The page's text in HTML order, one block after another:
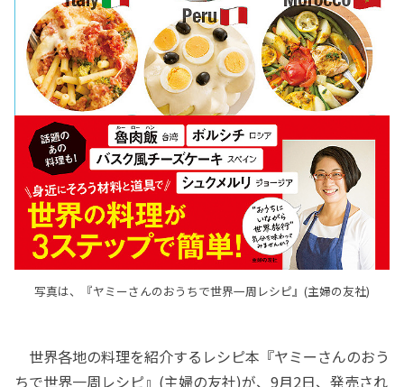
写真は、『ヤミーさんのおうちで世界一周レシピ』(主婦の友社)
世界各地の料理を紹介するレシピ本『ヤミーさんのおう
ちで世界一周レシピ』(主婦の友社)が、9月2日、発売され